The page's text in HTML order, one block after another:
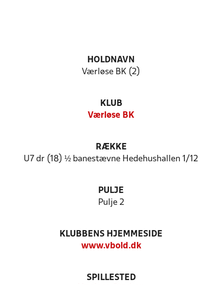
HOLDNAVN
Værløse BK (2)
KLUB
Værløse BK
RÆKKE
U7 dr (18) ½ banestævne Hedehushallen 1/12
PULJE
Pulje 2
KLUBBENS HJEMMESIDE
www.vbold.dk
SPILLESTED